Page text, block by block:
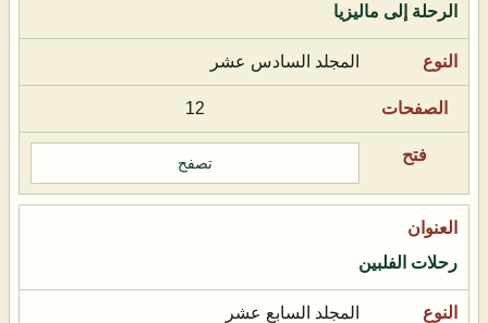
الرحلة إلى ماليزيا
المجلد السادس عشر
12
تصفح
رحلات الفلبين
المجلد السابع عشر